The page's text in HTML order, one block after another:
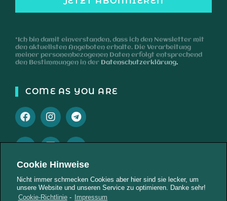
AKTUELLES
COME AS YOU ARE
*Ich bin damit einverstanden, dass ich den Newsletter mit
den aktuellsten Angeboten erhalte. Die Verarbeitung
meiner personenbezogenen Daten erfolgt entsprechend
den Bestimmungen in der Datenschutzerklärung.
Cookie Hinweise
Nicht immer schmecken Cookies aber hier sind sie lecker, um
unsere Website und unseren Service zu optimieren. Danke sehr!
Cookie-Richtlinie- Impressum